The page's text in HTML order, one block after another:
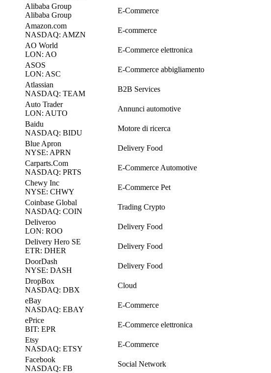
Alibaba Group
Alibaba Group
E-Commerce
Amazon.com
NASDAQ: AMZN
E-commerce
AO World
LON: AO
E-Commerce elettronica
ASOS
LON: ASC
E-Commerce abbigliamento
Atlassian
NASDAQ: TEAM
B2B Services
Auto Trader
LON: AUTO
Annunci automotive
Baidu
NASDAQ: BIDU
Motore di ricerca
Blue Apron
NYSE: APRN
Delivery Food
Carparts.Com
NASDAQ: PRTS
E-Commerce Automotive
Chewy Inc
NYSE: CHWY
E-Commerce Pet
Coinbase Global
NASDAQ: COIN
Trading Crypto
Deliveroo
LON: ROO
Delivery Food
Delivery Hero SE
ETR: DHER
Delivery Food
DoorDash
NYSE: DASH
Delivery Food
DropBox
NASDAQ: DBX
Cloud
eBay
NASDAQ: EBAY
E-Commerce
ePrice
BIT: EPR
E-Commerce elettronica
Etsy
NASDAQ: ETSY
E-Commerce
Facebook
NASDAQ: FB
Social Network